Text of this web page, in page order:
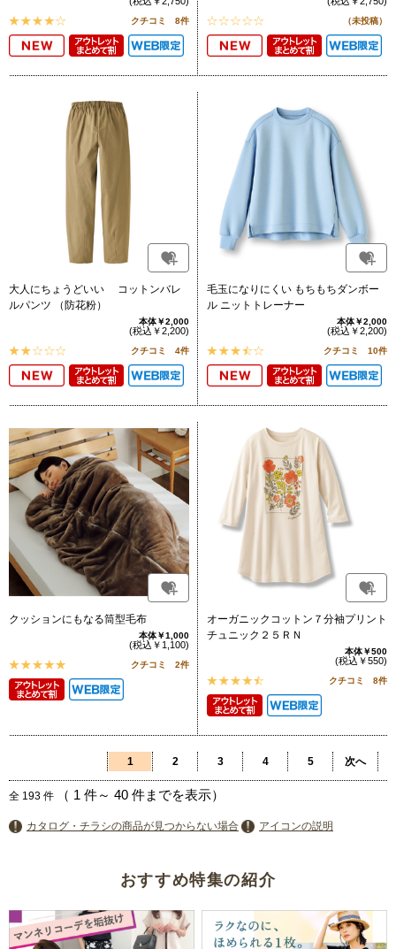
クチコミ 8件 （未投稿）
大人にちょうどいい コットンバレ
ルパンツ （防花粉）
本体￥2,000
(税込￥2,200)
クチコミ 4件
毛玉になりにくい もちもちダンボー
ル ニットトレーナー
本体￥2,000
(税込￥2,200)
クチコミ 10件
クッションにもなる筒型毛布
本体￥1,000
(税込￥1,100)
クチコミ 2件
オーガニックコットン７分袖プリント
チュニック２５ＲＮ
本体￥500
(税込￥550)
クチコミ 8件
1 2 3 4 5 次へ
全 193 件 （ 1 件～ 40 件までを表示）
カタログ・チラシの商品が見つからない場合 アイコンの説明
おすすめ特集の紹介